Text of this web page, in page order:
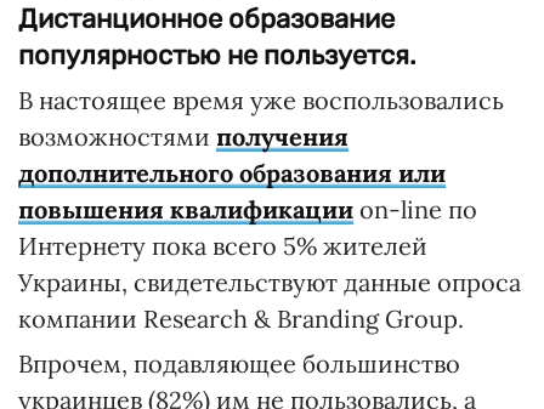
Дистанционное образование
популярностью не пользуется.
В настоящее время уже воспользовались
возможностями получения
дополнительного образования или
повышения квалификации on-line по
Интернету пока всего 5% жителей
Украины, свидетельствуют данные опроса
компании Research & Branding Group.
Впрочем, подавляющее большинство
украинцев (82%) им не пользовались, а